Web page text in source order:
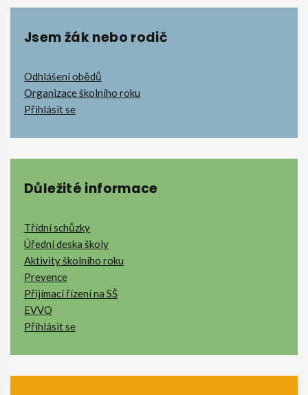
Jsem žák nebo rodič
Odhlášení obědů
Organizace školního roku
Přihlásit se
Důležité informace
Třídní schůzky
Úřední deska školy
Aktivity školního roku
Prevence
Přijímací řízení na SŠ
EVVO
Přihlásit se